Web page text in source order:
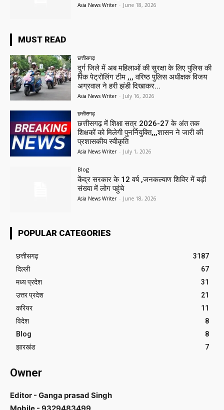
Asia News Writer - June 18, 2026
MUST READ
छत्तीसगढ़
दुर्ग जिले में अब महिलाओं की सुरक्षा के लिए पुलिस की
पिंक पेट्रोलिंग टीम ,,, वरिष्ठ पुलिस अधीक्षक विजय
अग्रवाल ने हरी झंडी दिखाकर...
Asia News Writer - July 16, 2026
छत्तीसगढ़
छत्तीसगढ़ में शिक्षा सत्र 2026-27 के अंत तक
शिक्षकों को मिलेगी पुनर्नियुक्ति,,,शासन ने जारी की
प्रशासकीय स्वीकृति
Asia News Writer - July 1, 2026
Blog
केंद्र सरकार के 12 वर्ष ,जनकल्याण शिविर में बड़ी
संख्या में लोग पहुंचे
Asia News Writer - June 18, 2026
POPULAR CATEGORIES
छत्तीसगढ़
3187
दिल्ली
67
मध्य प्रदेश
31
उत्तर प्रदेश
21
करियर
11
विदेश
8
Blog
8
झारखंड
7
Owner
Editor - Ganga prasad Singh